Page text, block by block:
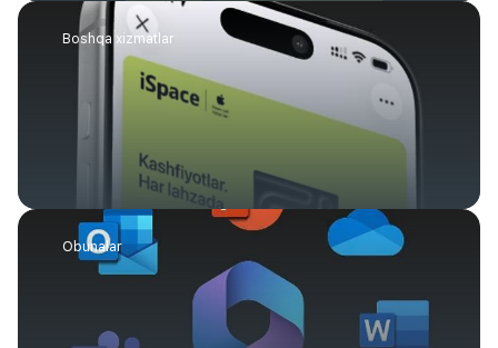
Boshqa xizmatlar
Obunalar